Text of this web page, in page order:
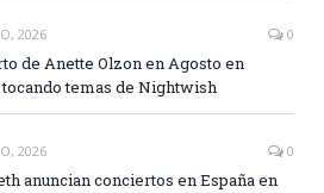
2026 0
de Anette Olzon en Agosto en
temas de Nightwish
2026 0
anuncian conciertos en España en